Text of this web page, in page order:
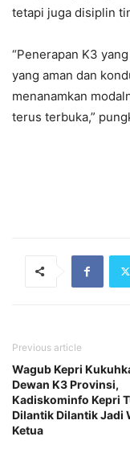
tetapi juga disiplin
“Penerapan K3
yang aman dan
menanamkan
terus terbuka,”
Previous article
Wagub Kepri
Dewan K3 Provinsi,
Kadiskominfo Kepri
Dilantik Dilantik Jadi
Ketua